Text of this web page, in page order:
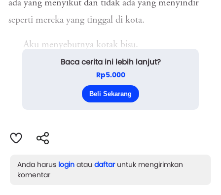
ada yang menyikut dan tidak ada yang menyindir
seperti mereka yang tinggal di kota.
Aku menyebutnya kotak bisu.
Sejak kecil hingga usiaku menginjak tiga belas,
kami tinggal dengan hening, senyap; tanpa suara
sama sekali. Bahkan bicara s...
Baca cerita ini lebih lanjut?
Rp5.000
Beli Sekarang
Anda harus login atau daftaruntuk mengirimkan
komentar